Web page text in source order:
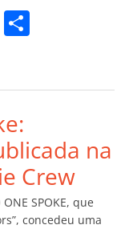
C
k
p
til
h
ar
na
Crew
SPOKE, que
concedeu uma